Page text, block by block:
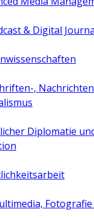
& Digital
,
Diplomatie